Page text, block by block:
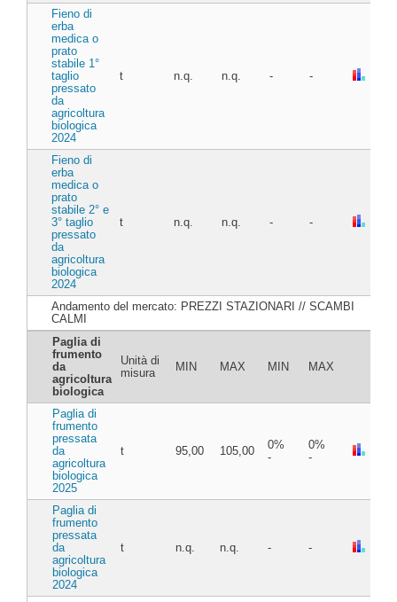
Fieno di
erba
medica o
prato
stabile 1°
taglio
pressato
da
agricoltura
biologica
2024
t n.q. n.q. - -
Fieno di
erba
medica o
prato
stabile 2° e
3° taglio
pressato
da
agricoltura
biologica
2024
t n.q. n.q. - -
Andamento del mercato: PREZZI STAZIONARI // SCAMBI
CALMI
Paglia di
frumento
da
agricoltura
biologica
Unità di
misura
MIN MAX MIN MAX
Paglia di
frumento
pressata
da
agricoltura
biologica
2025
t 95,00 105,00
0%
-
0%
-
Paglia di
frumento
pressata
da
agricoltura
biologica
2024
t n.q. n.q. - -